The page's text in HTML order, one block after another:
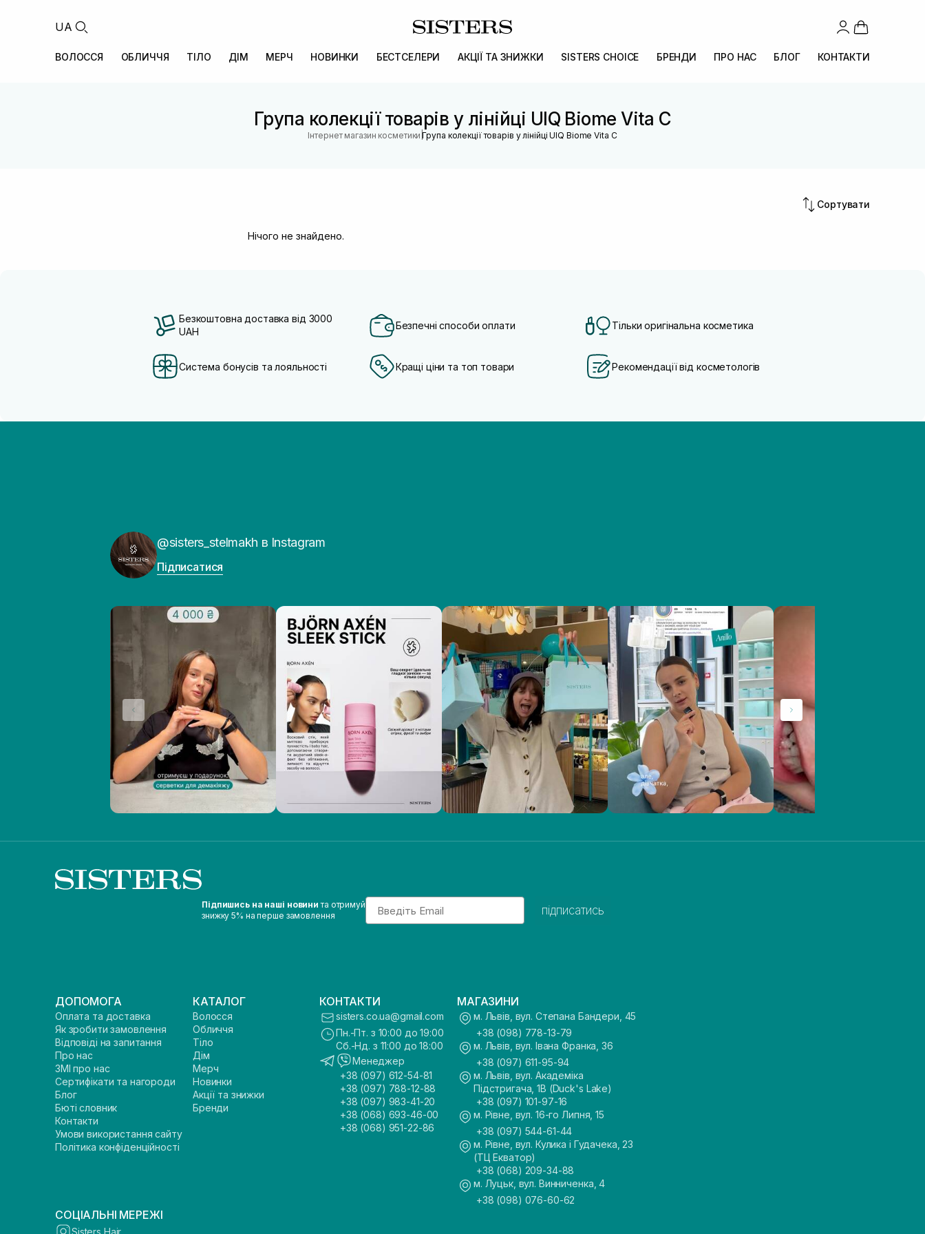
UA
ВОЛОССЯ ОБЛИЧЧЯ ТІЛО ДІМ МЕРЧ НОВИНКИ БЕСТСЕЛЕРИ АКЦІЇ ТА ЗНИЖКИ SISTERS CHOICE БРЕНДИ ПРО НАС БЛОГ КОНТАКТИ
Група колекції товарів у лінійці UIQ Biome Vita C
Інтернет магазин косметики |Група колекції товарів у лінійці UIQ Biome Vita C
Сортувати
Нічого не знайдено.
Безкоштовна доставка від 3000
UAH
Безпечні способи оплати Тільки оригінальна косметика
Система бонусів та лояльності Кращі ціни та топ товари Рекомендації від косметологів
@sisters_stelmakh в Instagram
Підписатися
Підпишись на наші новини та отримуй
знижку 5% на перше замовлення
Email
підписатись
ДОПОМОГА
Оплата та доставка
Як зробити замовлення
Відповіді на запитання
Про нас
ЗМІ про нас
Сертифікати та нагороди
Блог
Бюті словник
Контакти
Умови використання сайту
Політика конфіденційності
КАТАЛОГ
Волосся
Обличчя
Тіло
Дім
Мерч
Новинки
Акції та знижки
Бренди
КОНТАКТИ
sisters.co.ua@gmail.com
Пн.-Пт. з 10:00 до 19:00
Сб.-Нд. з 11:00 до 18:00
Менеджер
+38 (097) 612-54-81
+38 (097) 788-12-88
+38 (097) 983-41-20
+38 (068) 693-46-00
+38 (068) 951-22-86
МАГАЗИНИ
м. Львів, вул. Степана Бандери, 45
+38 (098) 778-13-79
м. Львів, вул. Івана Франка, 36
+38 (097) 611-95-94
м. Львів, вул. Академіка
Підстригача, 1В (Duck's Lake)
+38 (097) 101-97-16
м. Рівне, вул. 16-го Липня, 15
+38 (097) 544-61-44
м. Рівне, вул. Кулика і Гудачека, 23
(ТЦ Екватор)
+38 (068) 209-34-88
м. Луцьк, вул. Винниченка, 4
+38 (098) 076-60-62
СОЦІАЛЬНІ МЕРЕЖІ
Sisters Hair